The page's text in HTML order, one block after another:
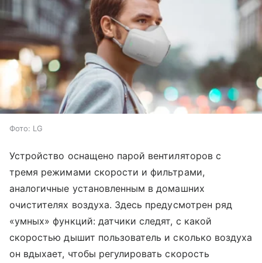
Фото: LG
Устройство оснащено парой вентиляторов с
тремя режимами скорости и фильтрами,
аналогичные установленным в домашних
очистителях воздуха. Здесь предусмотрен ряд
«умных» функций: датчики следят, с какой
скоростью дышит пользователь и сколько воздуха
он вдыхает, чтобы регулировать скорость